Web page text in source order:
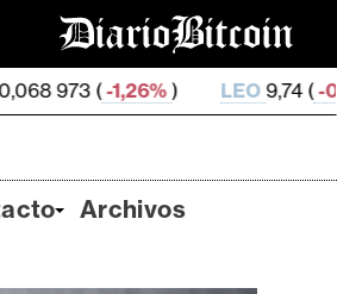
) LEO 9,74 (-0,15% ZEC
Archivos